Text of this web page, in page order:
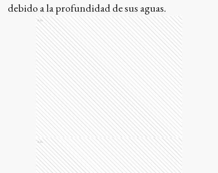
debido a la profundidad de sus aguas.
Ads
Ads